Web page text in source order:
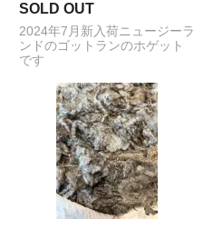
SOLD OUT
2024年7月新入荷ニュージーラ
ンドのゴットランのホゲット
です